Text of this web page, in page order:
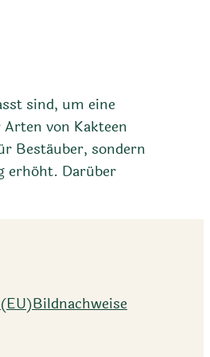
sind, um eine
von Kakteen
Bestäuber, sondern
erhöht. Darüber
Bildnachweise